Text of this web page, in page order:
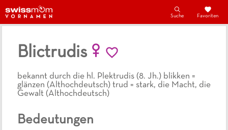
Suche Favoriten
Blictrudis
bekannt durch die hl. Plektrudis (8. Jh.) blikken =
glänzen (Althochdeutsch) trud = stark, die Macht, die
Gewalt (Althochdeutsch)
Bedeutungen